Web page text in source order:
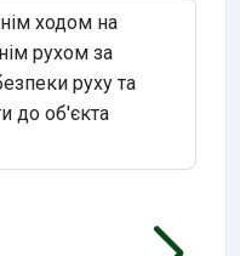
ходом на
рухом за
руху та
до об'єкта